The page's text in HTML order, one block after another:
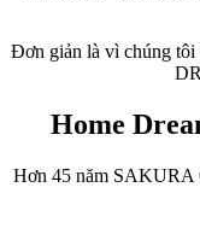
Đơn giản là vì chúng tôi
Home
Hơn 45 năm SAKURA